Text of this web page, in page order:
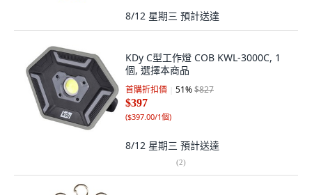
8/12 星期三 預計送達
KDy C型工作燈 COB KWL-3000C, 1
個, 選擇本商品
首購折扣價 51%$827
$397
($397.00/1個)
8/12 星期三 預計送達
(2)